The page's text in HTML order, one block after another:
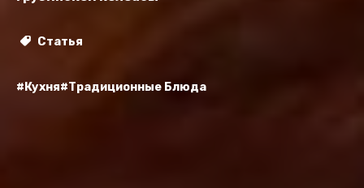
Статья
#Кухня#Традиционные Блюда